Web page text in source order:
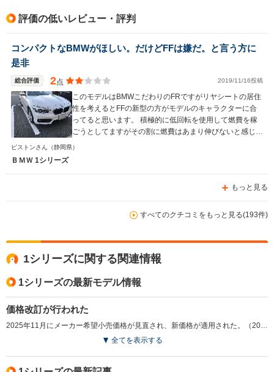
評価の低いレビュー・評判
コンパクトなBMWがほしい。だけどFFは嫌だ。と言う方に
是非
総合評価 2点 2019/11/16投稿
このモデルはBMWこだわりのFRですがリヤシートの居住
性を考えるとFFの新型の方がモデルのキャラクターに合
ってると思います。 積極的に低回転を使用して燃費を稼
ごうとしてますがその割に燃費はあまり伸びないと感じま
した。80kmほどの試乗ですので燃費に関してはあまり参
のでBMWユーザーであれば違和感なく乗り換えられると
思います。 私的にはサスの味付けと後部座席に乗った時
に膝に当たるプラスチックが不快な点の二つがマイナス点
ピストンさん （静岡県）
ＢＭＷ 1シリーズ
もっと見る
すべてのクチコミをもっと見る(193件)
1シリーズに関する関連情報
1シリーズの最新モデル情報
価格改訂が行われた
全てを表示する